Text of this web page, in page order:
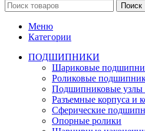
Поиск
Меню
Категории
ПОДШИПНИКИ
Шариковые
Роликовые
Подшипниковые
Разъемные корпуса и
Сферические
Опорные ролики